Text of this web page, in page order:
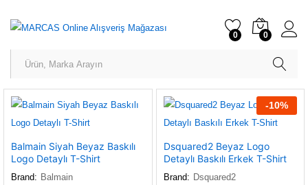
0 0
Balmain Siyah Beyaz Baskılı
Logo Detaylı T-Shirt
Brand: Balmain
-10%
Dsquared2 Beyaz Logo
Detaylı Baskılı Erkek T-Shirt
Brand: Dsquared2